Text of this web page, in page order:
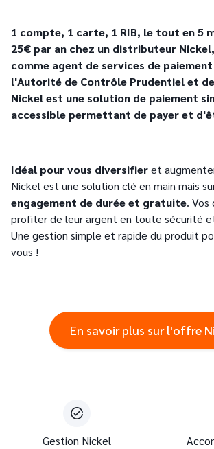
1 compte, 1 carte, 1 RIB, le tout en 5
25€ par an chez un distributeur
comme agent de services de
l'Autorité de Contrôle Prudentiel et
Nickel est une solution de paiement
accessible permettant de payer et
Idéal pour vous diversifieret
Nickel est une solution clé en main mais
engagement de durée et gratuite.
profiter de leur argent en toute sécurité
Une gestion simple et rapide du produit
vous !
En savoir plus sur l'offre
Gestion Nickel